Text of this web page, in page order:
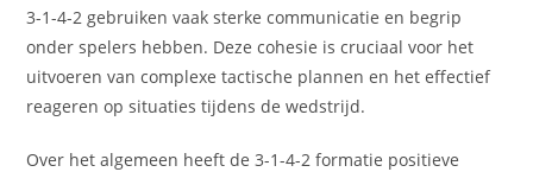
3-1-4-2 gebruiken vaak sterke communicatie en begrip
onder spelers hebben. Deze cohesie is cruciaal voor het
uitvoeren van complexe tactische plannen en het effectief
reageren op situaties tijdens de wedstrijd.
Over het algemeen heeft de 3-1-4-2 formatie positieve